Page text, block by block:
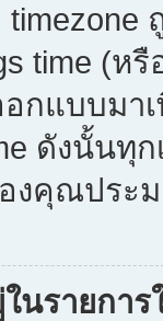
time (ห
กแบบมา
ดังนั้นทุ
งคุณประ
นรายการ